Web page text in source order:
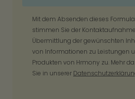
Mit dem Absenden dieses
stimmen Sie der
Übermittlung der gewünschten
von Informationen zu Leistungen
Produkten von Hrmony zu. Mehr
Sie in unserer